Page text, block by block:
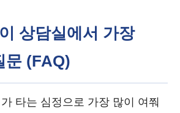
상담실에서 가장
문 (FAQ)
타는 심정으로 가장 많이 여쭤